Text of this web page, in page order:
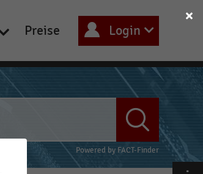
Preise Login
Powered by FACT-Finder